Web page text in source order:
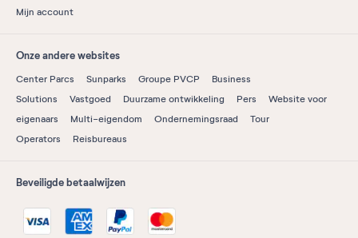
Mijn account
Onze andere websites
Center Parcs Sunparks Groupe PVCP
Business
Solutions
Vastgoed Duurzame ontwikkeling Pers
Website voor
eigenaars
Multi-eigendom Ondernemingsraad
Tour
Operators
Reisbureaus
Beveiligde betaalwijzen